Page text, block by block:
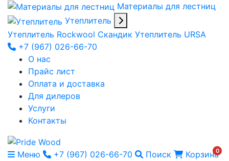
Материалы для лестниц
Утеплитель
Утеплитель Rockwool Скандик Утеплитель URSA
+7 (967) 026-66-70
О нас
Прайс лист
Оплата и доставка
Для дилеров
Услуги
Контакты
Меню +7 (967) 026-66-70 Поиск Корзина
0